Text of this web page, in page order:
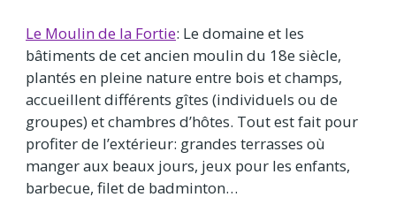
Le Moulin de la Fortie: Le domaine et les
bâtiments de cet ancien moulin du 18e siècle,
plantés en pleine nature entre bois et champs,
accueillent différents gîtes (individuels ou de
groupes) et chambres d’hôtes. Tout est fait pour
profiter de l’extérieur: grandes terrasses où
manger aux beaux jours, jeux pour les enfants,
barbecue, filet de badminton…